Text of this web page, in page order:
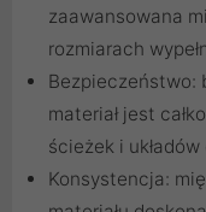
zaawansowana
rozmiarach
Bezpieczeństwo:
materiał jest
ścieżek i
Konsystencja: